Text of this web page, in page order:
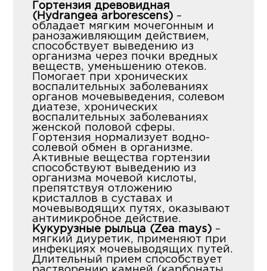
Гортензия древовидная
(Hydrangea arborescens) –
обладает мягким мочегонным и
ранозаживляющим действием,
способствует выведению из
организма через почки вредных
веществ, уменьшению отеков.
Помогает при хронических
воспалительных заболеваниях
органов мочевыведения, солевом
диатезе, хронических
воспалительных заболеваниях
женской половой сферы.
Гортензия нормализует водно-
солевой обмен в организме.
Активные вещества гортензии
способствуют выведению из
организма мочевой кислоты,
препятствуя отложению
кристаллов в суставах и
мочевыводящих путях, оказывают
антимикробное действие.
Кукурузные рыльца (Zea mays) –
мягкий диуретик, применяют при
инфекциях мочевыводящих путей.
Длительный прием способствует